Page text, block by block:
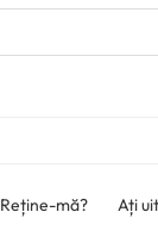
Reține-mă? Ați